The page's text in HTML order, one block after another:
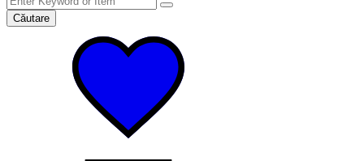
Căutare